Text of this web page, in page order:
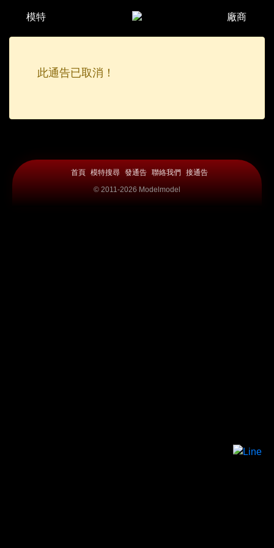
模特 廠商
此通告已取消！
首頁 模特搜尋 發通告 聯絡我們
接通告
© 2011-2026 Modelmodel